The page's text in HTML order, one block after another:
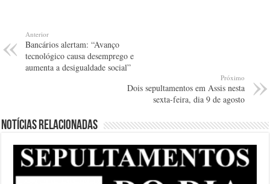
Anterior
Bancários alertam: “Avanço
tecnológico causa desemprego e
aumenta a desigualdade social”
Próximo
Dois sepultamentos em Assis nesta
sexta-feira, dia 9 de agosto
Notícias relacionadas